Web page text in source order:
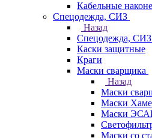
Кабельные
Спецодежда, СИЗ
Назад
Спецодежда, СИЗ
Каски защитные
Краги
Маски сварщика
Назад
Маски
Маски
Маски
Маски со